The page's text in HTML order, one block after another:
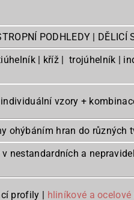
PODHLEDY | DĚLICÍ
| kříž | trojúhelník |
vzory +
ohýbáním hran do různých
nestandardních a
profily | hliníkové a